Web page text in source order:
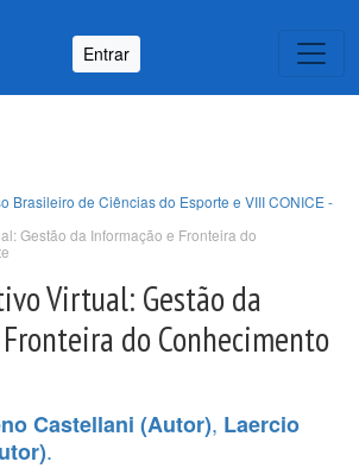
Entrar
Brasileiro de Ciências do Esporte e VIII CONICE -
Gestão da Informação e Fronteira do
Virtual: Gestão da
do Conhecimento
Castellani (Autor), Laercio
.